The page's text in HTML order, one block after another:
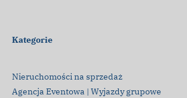
Kategorie
Nieruchomości na sprzedaż
Agencja Eventowa | Wyjazdy grupowe